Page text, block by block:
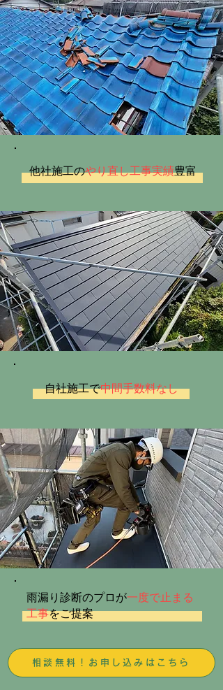
他社施工のやり直し工事実績豊富
自社施工で中間手数料なし
雨漏り診断のプロが一度で止まる
工事をご提案
相談無料！お申し込みはこちら